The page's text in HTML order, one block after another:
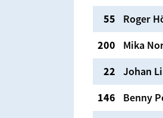
55 Roger
200 Mika
22 Johan
146 Benny